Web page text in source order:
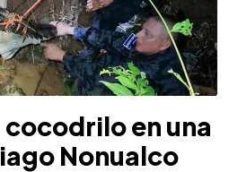
en una
Nonualco